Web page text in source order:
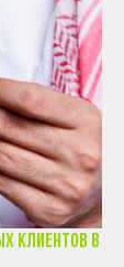
клиентов в